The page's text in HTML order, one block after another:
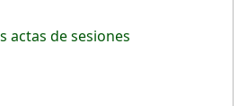
actas de sesiones